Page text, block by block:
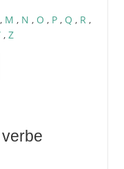
, M , N , O , P , Q , R ,
, Z